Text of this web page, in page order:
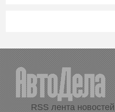
RSS лента новостей